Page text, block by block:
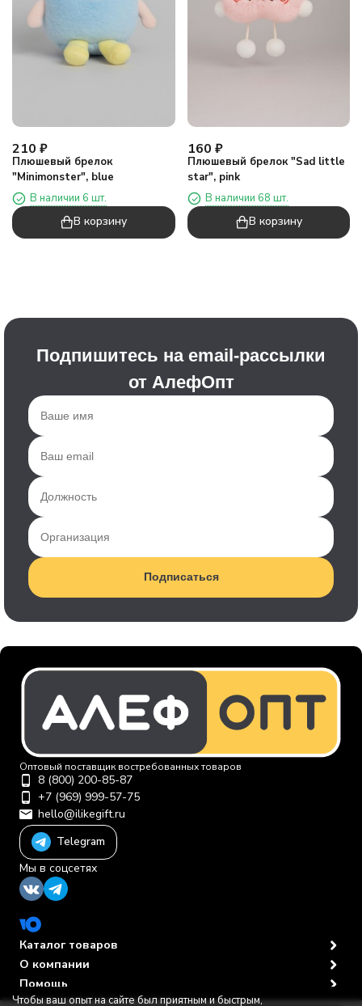
210 ₽
Плюшевый брелок
"Minimonster", blue
В наличии 6 шт.
В корзину
160 ₽
Плюшевый брелок "Sad little
star", pink
В наличии 68 шт.
В корзину
Подпишитесь на email-рассылки
от АлефОпт
Подписаться
Оптовый поставщик востребованных товаров
8 (800) 200-85-87
+7 (969) 999-57-75
hello@ilikegift.ru
Telegram
Мы в соцсетях
Каталог товаров
О компании
Помощь
Политика персональных данных
Чтобы ваш опыт на сайте был приятным и быстрым,